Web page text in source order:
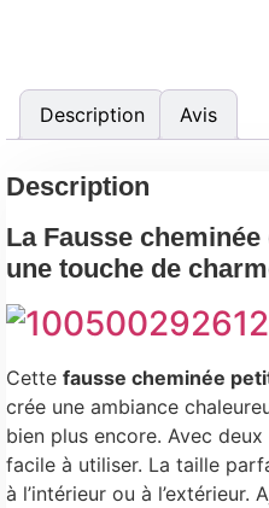
Description Avis
Description
La Fausse
une touche de
Cette fausse cheminée
crée une ambiance
bien plus encore. Avec
facile à utiliser. La taille
à l’intérieur ou à l’extérieur.